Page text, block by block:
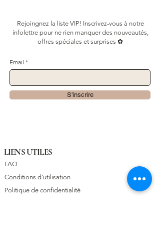
Rejoingnez la liste VIP! Inscrivez-vous à notre
infolettre pour ne rien manquer des nouveautés,
offres spéciales et surprises ✿
Email
S'inscrire
LIENS UTILES
FAQ
Conditions d'utilisation
Politique de confidentialité